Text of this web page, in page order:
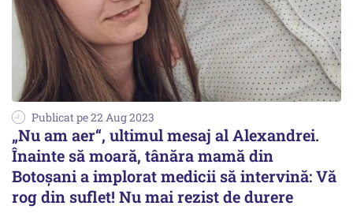
Publicat pe 22 Aug 2023
„Nu am aer“, ultimul mesaj al Alexandrei.
Înainte să moară, tânăra mamă din
Botoșani a implorat medicii să intervină: Vă
rog din suflet! Nu mai rezist de durere